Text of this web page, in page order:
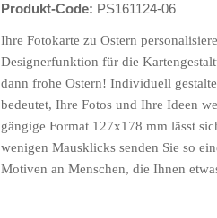
Produkt-Code: PS161124-06
Ihre Fotokarte zu Ostern
Designerfunktion für die
dann frohe Ostern! Individuell
bedeutet, Ihre Fotos und Ihre Ideen
gängige Format 127x178 mm lässt
wenigen Mausklicks senden Sie so
Motiven an Menschen, die Ihnen